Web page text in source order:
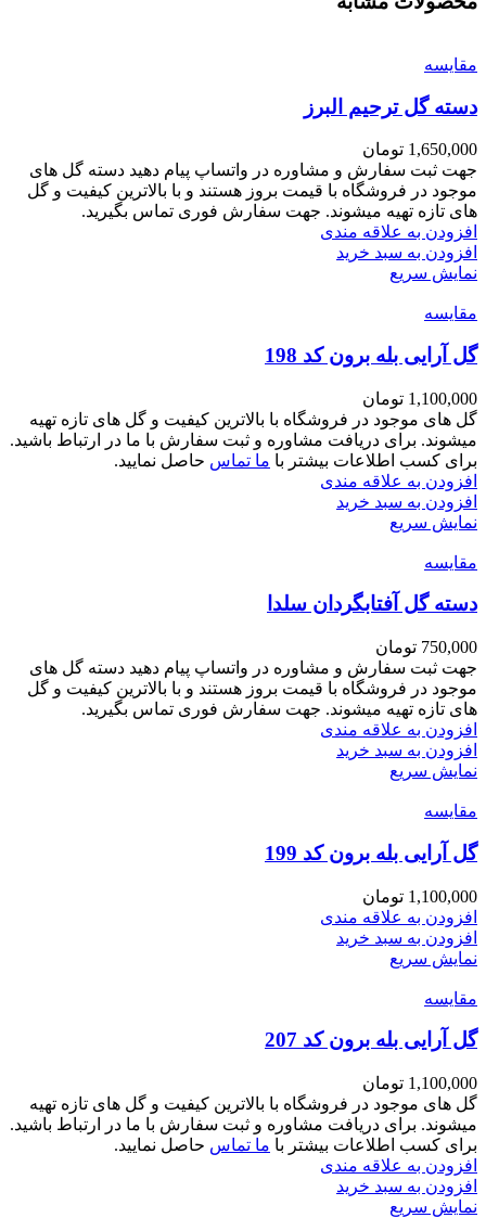
مقايسه
دسته گل ترحیم البرز
1,650,000 تومان
جهت ثبت سفارش و مشاوره در واتساپ پیام دهید دسته گل های
موجود در فروشگاه با قیمت بروز هستند و با بالاترین کیفیت و گل
های تازه تهیه میشوند. جهت سفارش فوری تماس بگیرید.
افزودن به علاقه مندی
افزودن به سبد خرید
نمایش سریع
مقايسه
گل آرایی بله برون کد 198
1,100,000 تومان
گل های موجود در فروشگاه با بالاترین کیفیت و گل های تازه تهیه
میشوند. برای دریافت مشاوره و ثبت سفارش با ما در ارتباط باشید.
برای کسب اطلاعات بیشتر با ما تماس حاصل نمایید.
افزودن به علاقه مندی
افزودن به سبد خرید
نمایش سریع
مقايسه
دسته گل آفتابگردان سلدا
750,000 تومان
جهت ثبت سفارش و مشاوره در واتساپ پیام دهید دسته گل های
موجود در فروشگاه با قیمت بروز هستند و با بالاترین کیفیت و گل
های تازه تهیه میشوند. جهت سفارش فوری تماس بگیرید.
افزودن به علاقه مندی
افزودن به سبد خرید
نمایش سریع
مقايسه
گل آرایی بله برون کد 199
1,100,000 تومان
افزودن به علاقه مندی
افزودن به سبد خرید
نمایش سریع
مقايسه
گل آرایی بله برون کد 207
1,100,000 تومان
گل های موجود در فروشگاه با بالاترین کیفیت و گل های تازه تهیه
میشوند. برای دریافت مشاوره و ثبت سفارش با ما در ارتباط باشید.
برای کسب اطلاعات بیشتر با ما تماس حاصل نمایید.
افزودن به علاقه مندی
افزودن به سبد خرید
نمایش سریع